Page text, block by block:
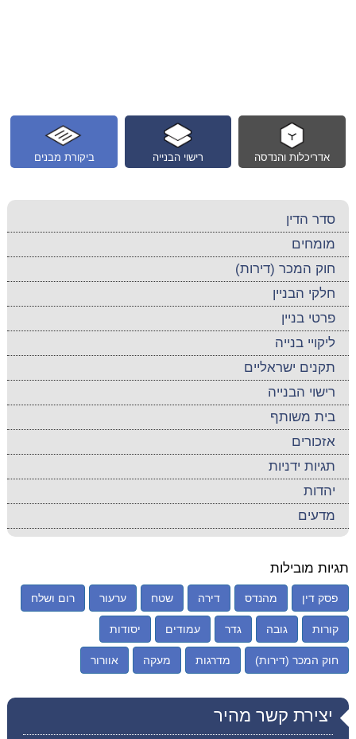
ביקורת מבנים רישוי הבנייה אדריכלות והנדסה
סדר הדין
מומחים
חוק המכר (דירות)
חלקי הבניין
פרטי בניין
ליקויי בנייה
תקנים ישראליים
רישוי הבנייה
בית משותף
אזכורים
תגיות ידניות
יהדות
מדעים
תגיות מובילות
פסק דין מהנדס דירה שטח ערעור רום ושלח
קורות גובה גדר עמודים יסודות
חוק המכר (דירות) מדרגות מעקה אוורור
יצירת קשר מהיר